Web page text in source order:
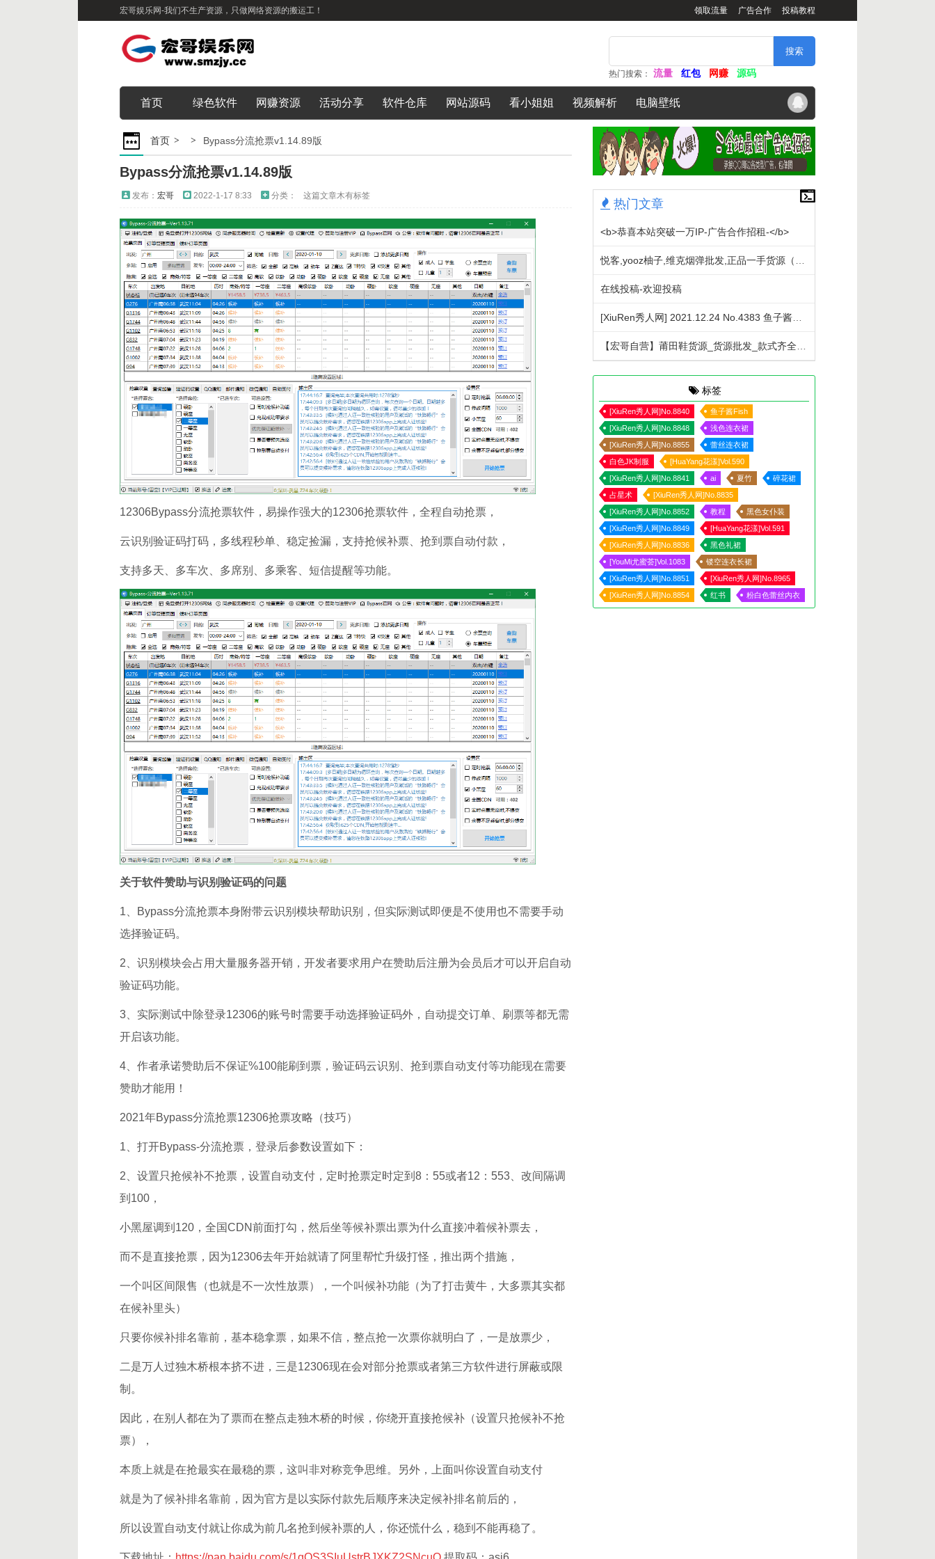
宏哥娱乐网-我们不生产资源，只做网络资源的搬运工！ 投稿教程
广告合作
领取流量
热门搜索： 流量 红包 网赚 源码
首页 绿色软件 网赚资源 活动分享 软件仓库 网站源码 看小姐姐 视频解析 电脑壁纸
首页 Bypass分流抢票v1.14.89版
Bypass分流抢票v1.14.89版
发布： 宏哥 2022-1-17 8:33 分类： 这篇文章木有标签
12306Bypass分流抢票软件，易操作强大的12306抢票软件，全程自动抢票，
云识别验证码打码，多线程秒单、稳定捡漏，支持抢候补票、抢到票自动付款，
支持多天、多车次、多席别、多乘客、短信提醒等功能。
关于软件赞助与识别验证码的问题
1、Bypass分流抢票本身附带云识别模块帮助识别，但实际测试即便是不使用也不需要手动
选择验证码。
2、识别模块会占用大量服务器开销，开发者要求用户在赞助后注册为会员后才可以开启自动
验证码功能。
3、实际测试中除登录12306的账号时需要手动选择验证码外，自动提交订单、刷票等都无需
开启该功能。
4、作者承诺赞助后不保证%100能刷到票，验证码云识别、抢到票自动支付等功能现在需要
赞助才能用！
2021年Bypass分流抢票12306抢票攻略（技巧）
1、打开Bypass-分流抢票，登录后参数设置如下：
2、设置只抢候补不抢票，设置自动支付，定时抢票定时定到8：55或者12：553、改间隔调
到100，
小黑屋调到120，全国CDN前面打勾，然后坐等候补票出票为什么直接冲着候补票去，
而不是直接抢票，因为12306去年开始就请了阿里帮忙升级打怪，推出两个措施，
一个叫区间限售（也就是不一次性放票），一个叫候补功能（为了打击黄牛，大多票其实都
在候补里头）
只要你候补排名靠前，基本稳拿票，如果不信，整点抢一次票你就明白了，一是放票少，
二是万人过独木桥根本挤不进，三是12306现在会对部分抢票或者第三方软件进行屏蔽或限
制。
因此，在别人都在为了票而在整点走独木桥的时候，你绕开直接抢候补（设置只抢候补不抢
票），
本质上就是在抢最实在最稳的票，这叫非对称竞争思维。另外，上面叫你设置自动支付
就是为了候补排名靠前，因为官方是以实际付款先后顺序来决定候补排名前后的，
所以设置自动支付就让你成为前几名抢到候补票的人，你还慌什么，稳到不能再稳了。
热门文章
<b>恭喜本站突破一万IP-广告合作招租-</b>
在线投稿-欢迎投稿
标签
[XiuRen秀人网]No.8840
鱼子酱Fish
[XiuRen秀人网]No.8848
浅色连衣裙
[XiuRen秀人网]No.8855
蕾丝连衣裙
白色JK制服
[HuaYang花漾]Vol.590
[XiuRen秀人网]No.8841
ai 夏竹
碎花裙
占星术
[XiuRen秀人网]No.8835
[XiuRen秀人网]No.8852
教程
黑色女仆装
[XiuRen秀人网]No.8849
[HuaYang花漾]Vol.591
[XiuRen秀人网]No.8836
黑色礼裙
[YouMi尤蜜荟]Vol.1083
镂空连衣长裙
[XiuRen秀人网]No.8851
[XiuRen秀人网]No.8965
[XiuRen秀人网]No.8854
红书 粉白色蕾丝内衣